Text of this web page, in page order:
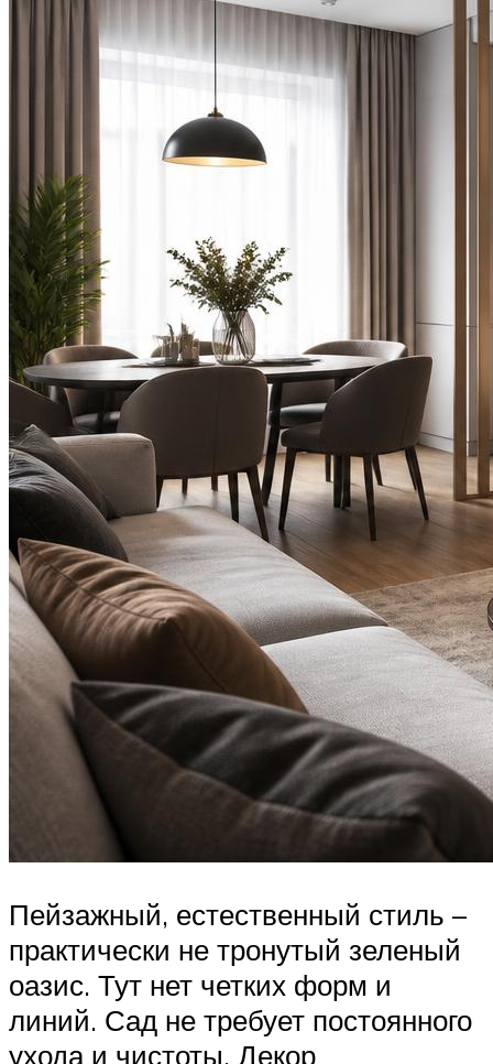
Пейзажный, естественный стиль –
практически не тронутый зеленый
оазис. Тут нет четких форм и
линий. Сад не требует постоянного
ухода и чистоты. Декор